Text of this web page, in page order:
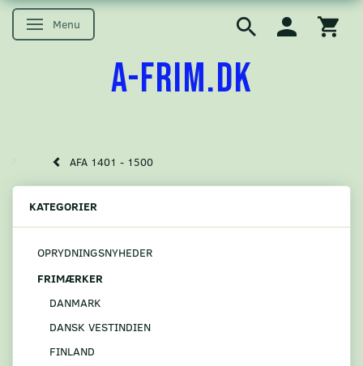
Skifte navigation
Menu
A-FRIM.DK
AFA 1401 - 1500
KATEGORIER
OPRYDNINGSNYHEDER
FRIMÆRKER
DANMARK
DANSK VESTINDIEN
FINLAND